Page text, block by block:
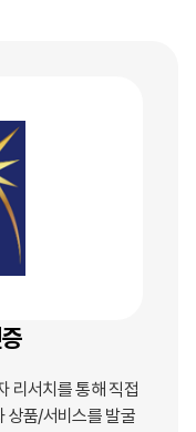
리서치를 통해 직접
상품/서비스를 발굴